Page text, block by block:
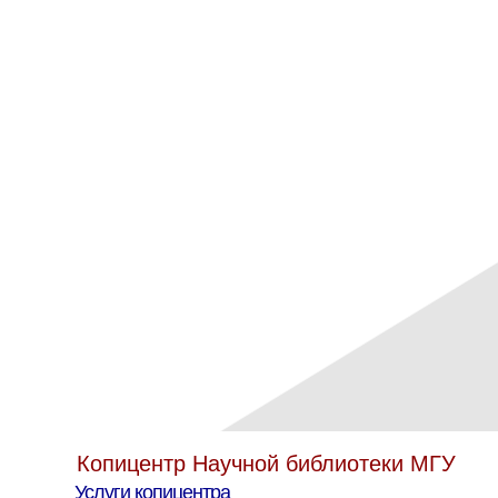
Печать
Копицентр Научной библиотеки МГУ
Услуги копицентра